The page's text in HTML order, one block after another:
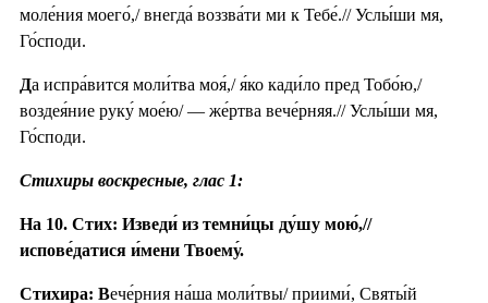
моле́ния моего́,/ внегда́ воззва́ти ми к Тебе́.// Услы́ши мя,
Го́споди.
Да испра́вится моли́тва моя́,/ я́ко кади́ло пред Тобо́ю,/
воздея́ние руку́ мое́ю/ — же́ртва вече́рняя.// Услы́ши мя,
Го́споди.
Стихиры воскресные, глас 1:
На 10. Стих: Изведи́ из темни́цы ду́шу мою́,//
испове́датися и́мени Твоему́.
Стихира: Вече́рния на́ша моли́твы/ приими́, Святы́й